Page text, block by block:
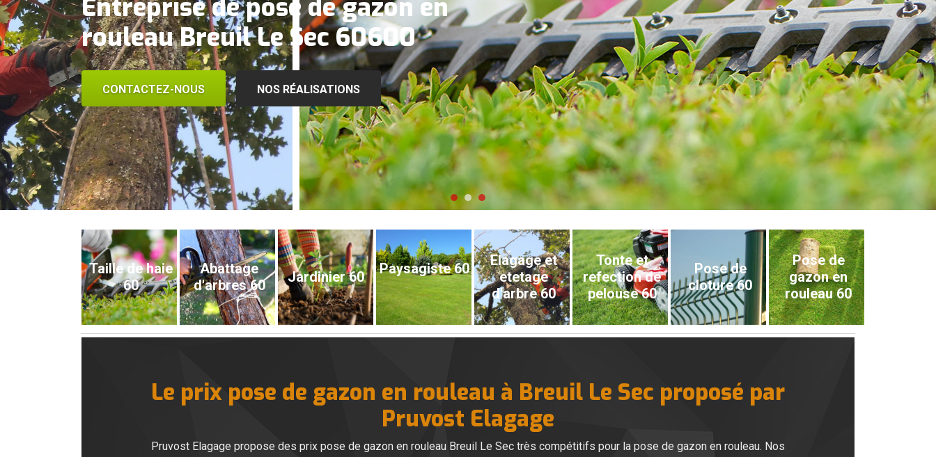
Entreprise de pose de gazon en
rouleau Breuil Le Sec 60600
CONTACTEZ-NOUS NOS RÉALISATIONS
Taille de haie
60
Abattage
d'arbres 60
Jardinier 60 Paysagiste 60
Elagage et
etetage
d'arbre 60
Tonte et
refection de
pelouse 60
Pose de
cloture 60
Pose de
gazon en
rouleau 60
Le prix pose de gazon en rouleau à Breuil Le Sec proposé par
Pruvost Elagage
Pruvost Elagage propose des prix pose de gazon en rouleau Breuil Le Sec très compétitifs pour la pose de gazon en rouleau. Nos